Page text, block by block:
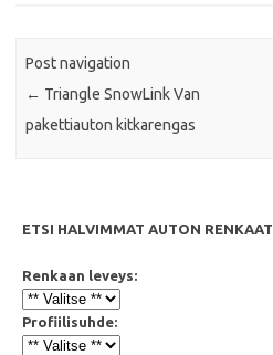
Post navigation
← Triangle SnowLink Van
pakettiauton kitkarengas
ETSI HALVIMMAT AUTON RENKAAT
Renkaan leveys:
Profiilisuhde: